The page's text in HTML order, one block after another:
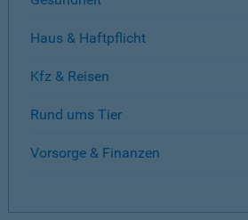
Haus & Haftpflicht
Kfz & Reisen
Rund ums Tier
Vorsorge & Finanzen